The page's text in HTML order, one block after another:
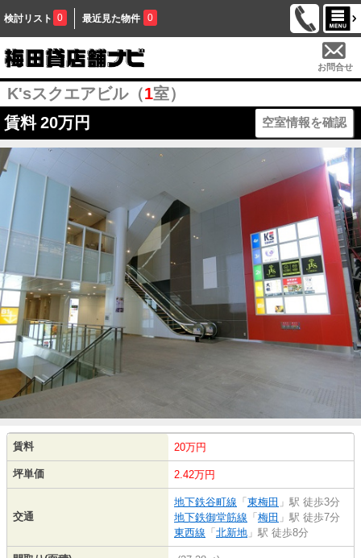
検討リスト 0 最近見た物件 0
お問合せ
K'sスクエアビル（1室）
賃料 20万円 空室情報を確認
賃料 20万円
坪単価 2.42万円
交通
地下鉄谷町線 「 東梅田 」駅 徒歩3分
地下鉄御堂筋線 「 梅田 」駅 徒歩7分
東西線 「 北新地 」駅 徒歩8分